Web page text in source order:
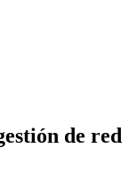
de red